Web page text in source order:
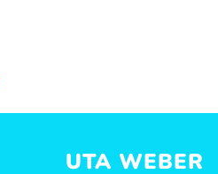
UTA WEBER